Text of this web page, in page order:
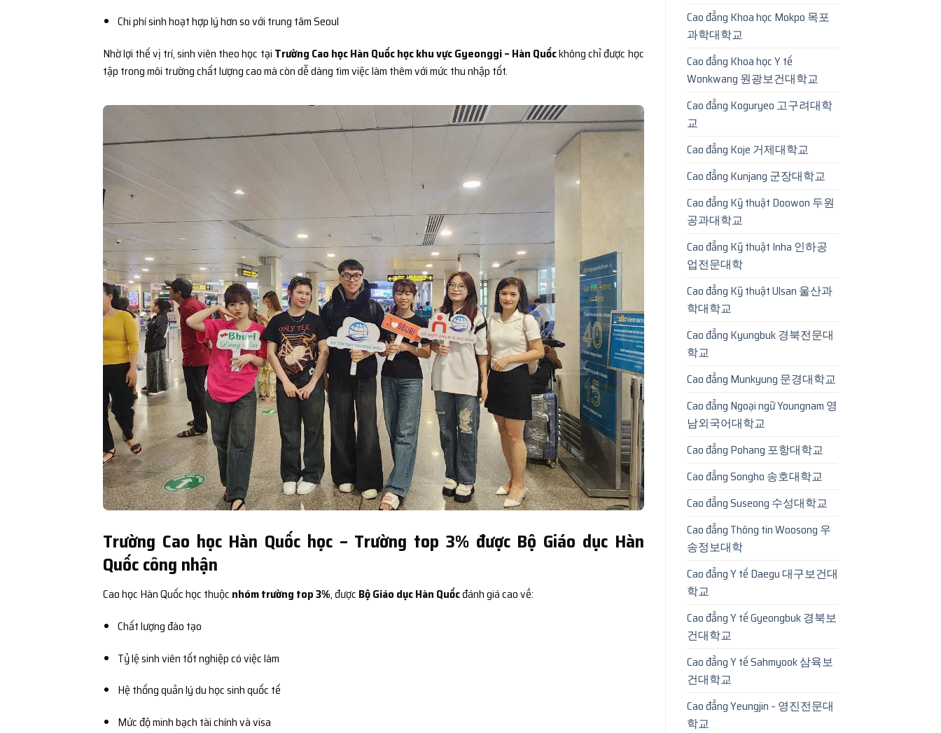
Chi phí sinh hoạt hợp lý hơn so với trung tâm Seoul
Nhờ lợi thế vị trí, sinh viên theo học tại Trường Cao học Hàn Quốc học khu vực Gyeonggi – Hàn Quốckhông chỉ được học
tập trong môi trường chất lượng cao mà còn dễ dàng tìm việc làm thêm với mức thu nhập tốt.
Trường Cao học Hàn Quốc học – Trường top 3% được Bộ Giáo dục Hàn
Quốc công nhận
Cao học Hàn Quốc học thuộc nhóm trường top 3%, được Bộ Giáo dục Hàn Quốcđánh giá cao về:
Chất lượng đào tạo
Tỷ lệ sinh viên tốt nghiệp có việc làm
Hệ thống quản lý du học sinh quốc tế
Mức độ minh bạch tài chính và visa
Cao đẳng Khoa học Mokpo 목포
과학대학교
Cao đẳng Khoa học Y tế
Wonkwang 원광보건대학교
Cao đẳng Koguryeo 고구려대학
교
Cao đẳng Koje 거제대학교
Cao đẳng Kunjang 군장대학교
Cao đẳng Kỹ thuật Doowon 두원
공과대학교
Cao đẳng Kỹ thuật Inha 인하공
업전문대학
Cao đẳng Kỹ thuật Ulsan 울산과
학대학교
Cao đẳng Kyungbuk 경북전문대
학교
Cao đẳng Munkyung 문경대학교
Cao đẳng Ngoại ngữ Youngnam 영
남외국어대학교
Cao đẳng Pohang 포항대학교
Cao đẳng Songho 송호대학교
Cao đẳng Suseong 수성대학교
Cao đẳng Thông tin Woosong 우
송정보대학
Cao đẳng Y tế Daegu 대구보건대
학교
Cao đẳng Y tế Gyeongbuk 경북보
건대학교
Cao đẳng Y tế Sahmyook 삼육보
건대학교
Cao đẳng Yeungjin – 영진전문대
학교